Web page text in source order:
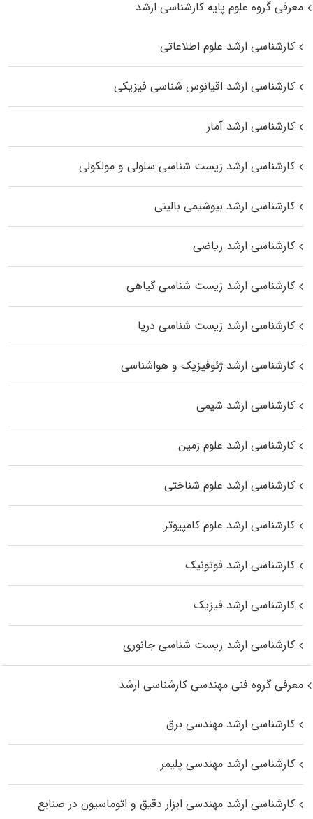
معرفی گروه علوم پایه کارشناسی ارشد
کارشناسی ارشد علوم اطلاعاتی
کارشناسی ارشد اقیانوس‌ شناسی فیزیکی
کارشناسی ارشد آمار
کارشناسی ارشد زیست شناسی سلولی و مولکولی
کارشناسی ارشد بیوشیمی بالینی
کارشناسی ارشد ریاضی
کارشناسی ارشد زیست‌ شناسی گیاهی
کارشناسی ارشد زیست‌ شناسی دریا
کارشناسی ارشد ژئوفیزیک و هواشناسی
کارشناسی ارشد شیمی
کارشناسی ارشد علوم زمین
کارشناسی ارشد علوم شناختی
کارشناسی ارشد علوم کامپیوتر
کارشناسی ارشد فوتونیک
کارشناسی ارشد فیزیک
کارشناسی ارشد زیست‌ شناسی جانوری
معرفی گروه فنی مهندسی کارشناسی ارشد
کارشناسی ارشد مهندسی برق
کارشناسی ارشد مهندسی پلیمر
کارشناسی ارشد مهندسی ابزار دقیق و اتوماسیون در صنایع